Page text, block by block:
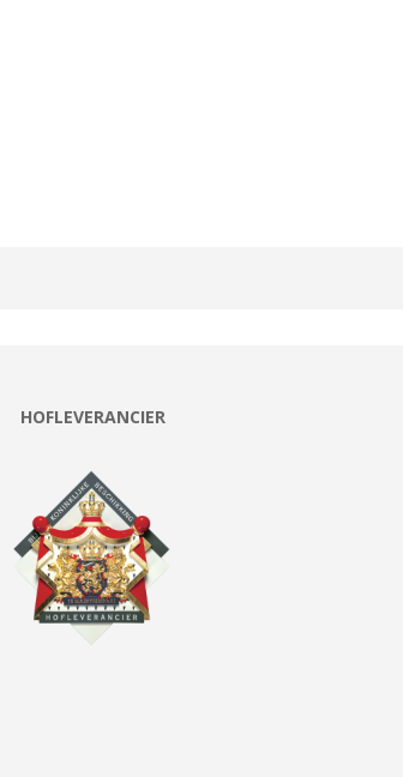
HOFLEVERANCIER